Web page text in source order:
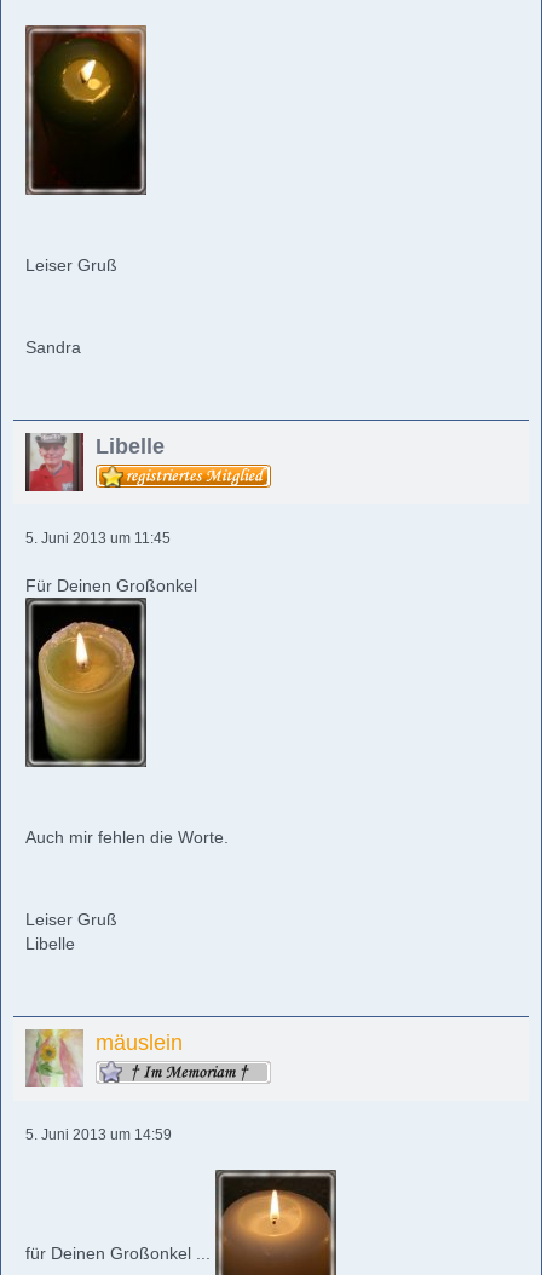
Leiser Gruß
Sandra
Libelle
5. Juni 2013 um 11:45
Für Deinen Großonkel
Auch mir fehlen die Worte.
Leiser Gruß
Libelle
mäuslein
5. Juni 2013 um 14:59
für Deinen Großonkel ...